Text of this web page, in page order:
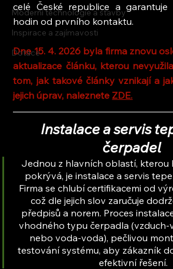
Moderní technologie a stavby
Inspirace a zajímavosti
Dotace
celé České republice a
hodin od prvního kontaktu.
Dne 15. 4. 2026 byla firma znovu
aktualizace článku, kterou
tom, jak takové články vznikají a
jejich úprav, naleznete ZDE.
Instalace a servis
čerpadel
Jednou z hlavních oblastí, kterou
pokrývá, je instalace a servis
Firma se chlubí certifikacemi od
což dle jejich slov zaručuje
předpisů a norem. Proces
vhodného typu čerpadla (vzduch-
nebo voda-voda), pečlivou
testování systému, aby zákazník
efektivní řešení.